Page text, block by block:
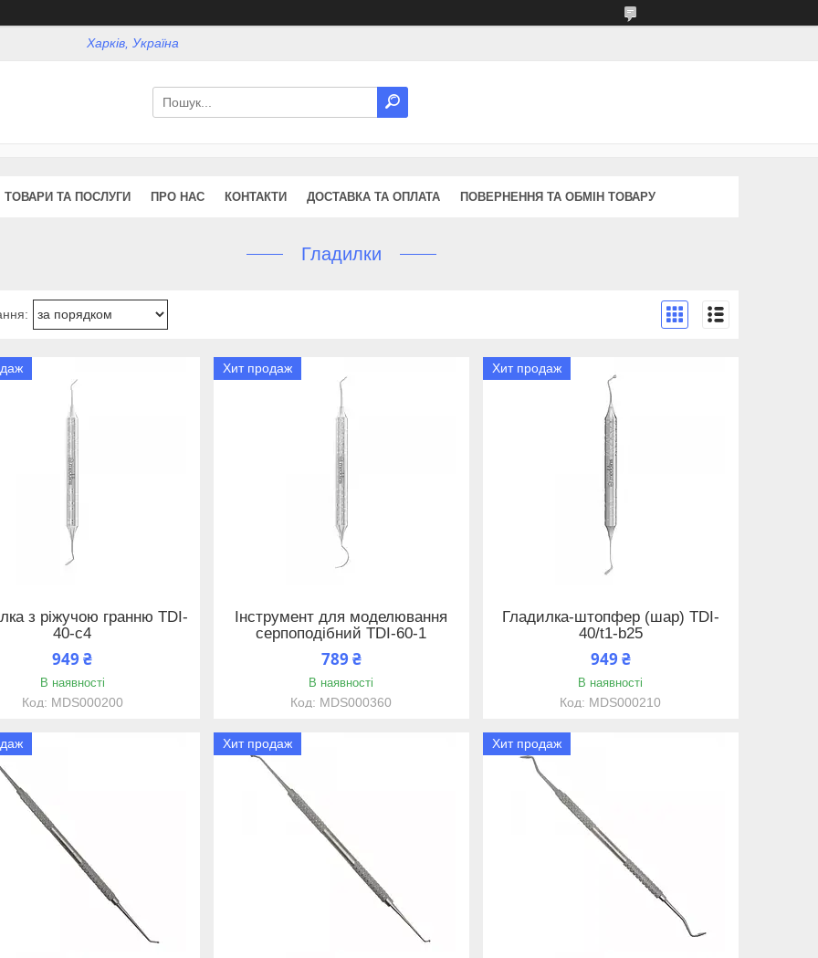
Харків, Україна
ТОВАРИ ТА ПОСЛУГИ ПРО НАС КОНТАКТИ ДОСТАВКА ТА ОПЛАТА ПОВЕРНЕННЯ ТА ОБМІН ТОВАРУ
Гладилки
з ріжучою гранню TDI-
40-c4
949 ₴
В наявності
MDS000200
Хит продаж
Інструмент для моделювання
серпоподібний TDI-60-1
789 ₴
В наявності
MDS000360
Хит продаж
Гладилка-штопфер (шар) TDI-
40/t1-b25
949 ₴
В наявності
MDS000210
Хит продаж Хит продаж